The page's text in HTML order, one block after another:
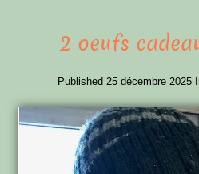
2 oeufs
Published 25 décembre 2025